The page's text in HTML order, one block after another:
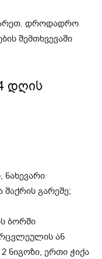
დროდადრო
შემთხვევაში
დღის
შაქრის გარეშე;
ბორში
ან
ნიგოზი, ერთი ჭიქა